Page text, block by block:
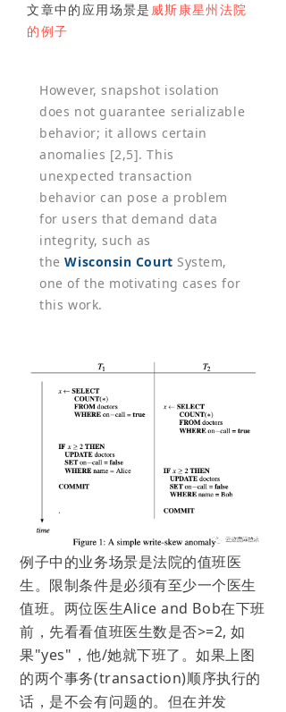
文章中的应用场景是 威斯康星州法院
的例子
However, snapshot isolation
does not guarantee serializable
behavior; it allows certain
anomalies [2,5]. This
unexpected transaction
behavior can pose a problem
for users that demand data
integrity, such as
theWisconsin Court System,
one of the motivating cases for
this work.
例子中的业务场景是法院的值班医
生。限制条件是必须有至少一个医生
值班。两位医生Alice and Bob在下班
前，先看看值班医生数是否>=2, 如
果"yes"，他/她就下班了。如果上图
的两个事务(transaction)顺序执行的
话，是不会有问题的。但在并发